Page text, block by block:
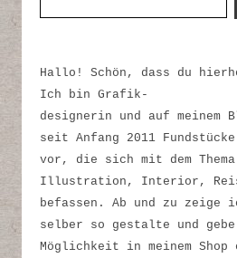
Hallo! Schön, dass du
Ich bin Grafik-
designerin und auf
seit Anfang 2011
vor, die sich mit dem Thema
Illustration, Interior,
befassen. Ab und zu zeige
selber so gestalte und
Möglichkeit in meinem Shop